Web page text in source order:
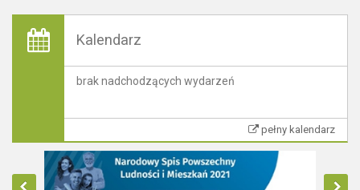
Kalendarz
brak nadchodzących wydarzeń
pełny kalendarz